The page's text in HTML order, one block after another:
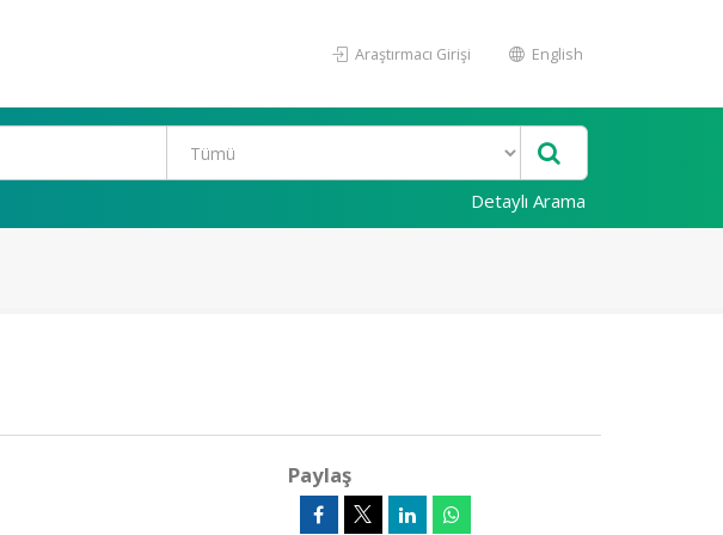
Araştırmacı Girişi English
Detaylı Arama
Paylaş